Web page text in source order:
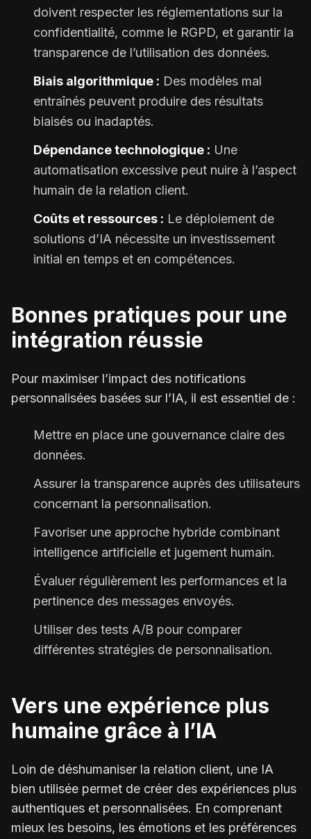
doivent respecter les réglementations sur la
confidentialité, comme le RGPD, et garantir la
transparence de l’utilisation des données.
Biais algorithmique : Des modèles mal
entraînés peuvent produire des résultats
biaisés ou inadaptés.
Dépendance technologique : Une
automatisation excessive peut nuire à l’aspect
humain de la relation client.
Coûts et ressources : Le déploiement de
solutions d’IA nécessite un investissement
initial en temps et en compétences.
Bonnes pratiques pour une
intégration réussie
Pour maximiser l’impact des notifications
personnalisées basées sur l’IA, il est essentiel de :
Mettre en place une gouvernance claire des
données.
Assurer la transparence auprès des utilisateurs
concernant la personnalisation.
Favoriser une approche hybride combinant
intelligence artificielle et jugement humain.
Évaluer régulièrement les performances et la
pertinence des messages envoyés.
Utiliser des tests A/B pour comparer
différentes stratégies de personnalisation.
Vers une expérience plus
humaine grâce à l’IA
Loin de déshumaniser la relation client, une IA
bien utilisée permet de créer des expériences plus
authentiques et personnalisées. En comprenant
mieux les besoins, les émotions et les préférences